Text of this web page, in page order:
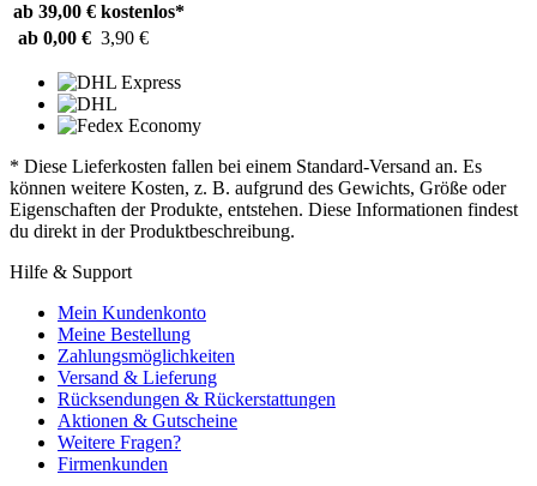
ab 39,00 € kostenlos*
ab 0,00 € 3,90 €
* Diese Lieferkosten fallen bei einem Standard-Versand an. Es
können weitere Kosten, z. B. aufgrund des Gewichts, Größe oder
Eigenschaften der Produkte, entstehen. Diese Informationen findest
du direkt in der Produktbeschreibung.
Hilfe & Support
Mein Kundenkonto
Meine Bestellung
Zahlungsmöglichkeiten
Versand & Lieferung
Rücksendungen & Rückerstattungen
Aktionen & Gutscheine
Weitere Fragen?
Firmenkunden